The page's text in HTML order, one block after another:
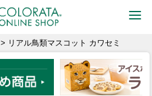
> リアル鳥類マスコット カワセミ